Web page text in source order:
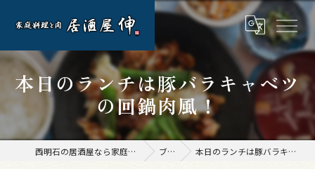
本日のランチは豚バラキャベツ
の回鍋肉風！
西明石の居酒屋なら家庭料理と肉 居酒屋 伸 ブログ 本日のランチは豚バラキャベツの回鍋肉風！